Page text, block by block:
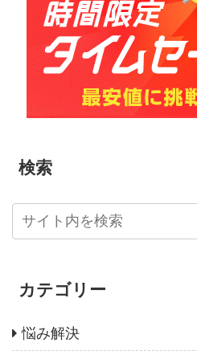
検索
カテゴリー
悩み解決